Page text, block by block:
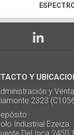
Y
y
2323
Industrial Ezeiza